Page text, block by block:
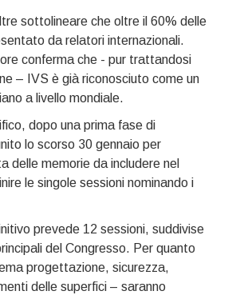
sottolineare che oltre il 60% delle
da relatori internazionali.
conferma che - pur trattandosi
– IVS è già riconosciuto come un
a livello mondiale.
dopo una prima fase di
lo scorso 30 gennaio per
delle memorie da includere nel
le singole sessioni nominando i
prevede 12 sessioni, suddivise
del Congresso. Per quanto
progettazione, sicurezza,
delle superfici – saranno